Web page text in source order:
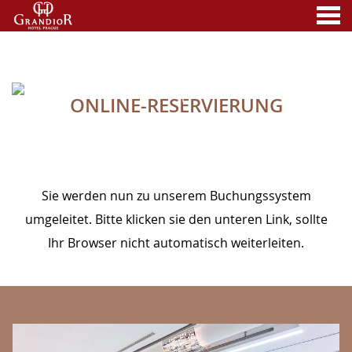
ONLINE-RESERVIERUNG
Sie werden nun zu unserem Buchungssystem
umgeleitet. Bitte klicken sie den unteren Link, sollte
Ihr Browser nicht automatisch weiterleiten.